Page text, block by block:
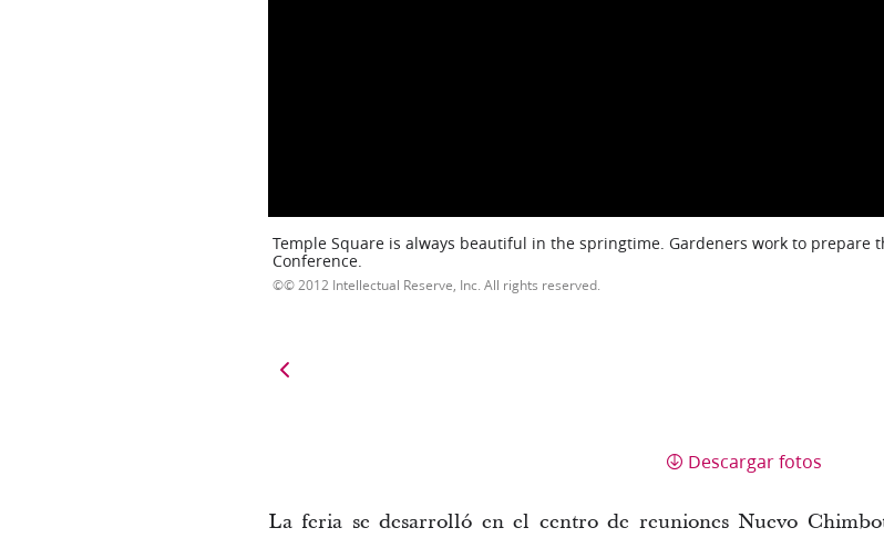
Temple Square is always beautiful in the springtime. Gardeners work to prepare
Conference.
© 2012 Intellectual Reserve, Inc. All rights reserved.
Descargar fotos
La feria se desarrolló en el centro de reuniones Nuevo